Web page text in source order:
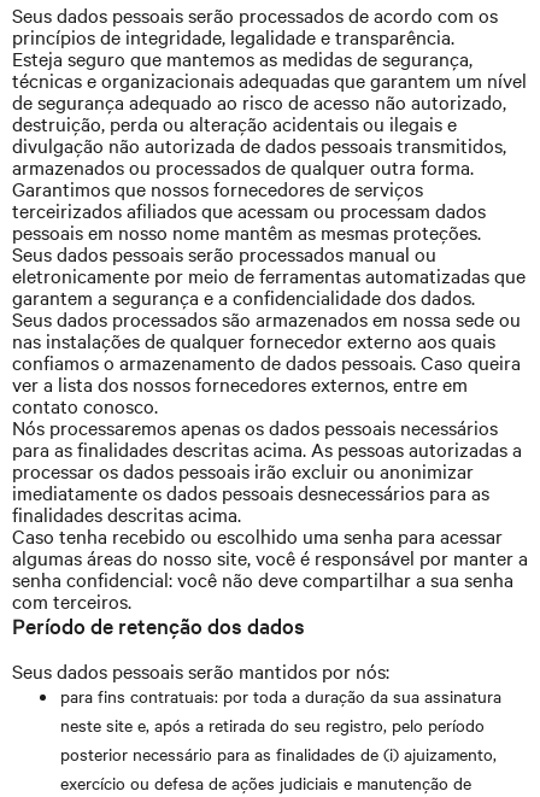
Seus dados pessoais serão processados de acordo com os
princípios de integridade, legalidade e transparência.
Esteja seguro que mantemos as medidas de segurança,
técnicas e organizacionais adequadas que garantem um nível
de segurança adequado ao risco de acesso não autorizado,
destruição, perda ou alteração acidentais ou ilegais e
divulgação não autorizada de dados pessoais transmitidos,
armazenados ou processados de qualquer outra forma.
Garantimos que nossos fornecedores de serviços
terceirizados afiliados que acessam ou processam dados
pessoais em nosso nome mantêm as mesmas proteções.
Seus dados pessoais serão processados manual ou
eletronicamente por meio de ferramentas automatizadas que
garantem a segurança e a confidencialidade dos dados.
Seus dados processados são armazenados em nossa sede ou
nas instalações de qualquer fornecedor externo aos quais
confiamos o armazenamento de dados pessoais. Caso queira
ver a lista dos nossos fornecedores externos, entre em
contato conosco.
Nós processaremos apenas os dados pessoais necessários
para as finalidades descritas acima. As pessoas autorizadas a
processar os dados pessoais irão excluir ou anonimizar
imediatamente os dados pessoais desnecessários para as
finalidades descritas acima.
Caso tenha recebido ou escolhido uma senha para acessar
algumas áreas do nosso site, você é responsável por manter a
senha confidencial: você não deve compartilhar a sua senha
com terceiros.
Período de retenção dos dados
Seus dados pessoais serão mantidos por nós:
para fins contratuais: por toda a duração da sua assinatura
neste site e, após a retirada do seu registro, pelo período
posterior necessário para as finalidades de (i) ajuizamento,
exercício ou defesa de ações judiciais e manutenção de